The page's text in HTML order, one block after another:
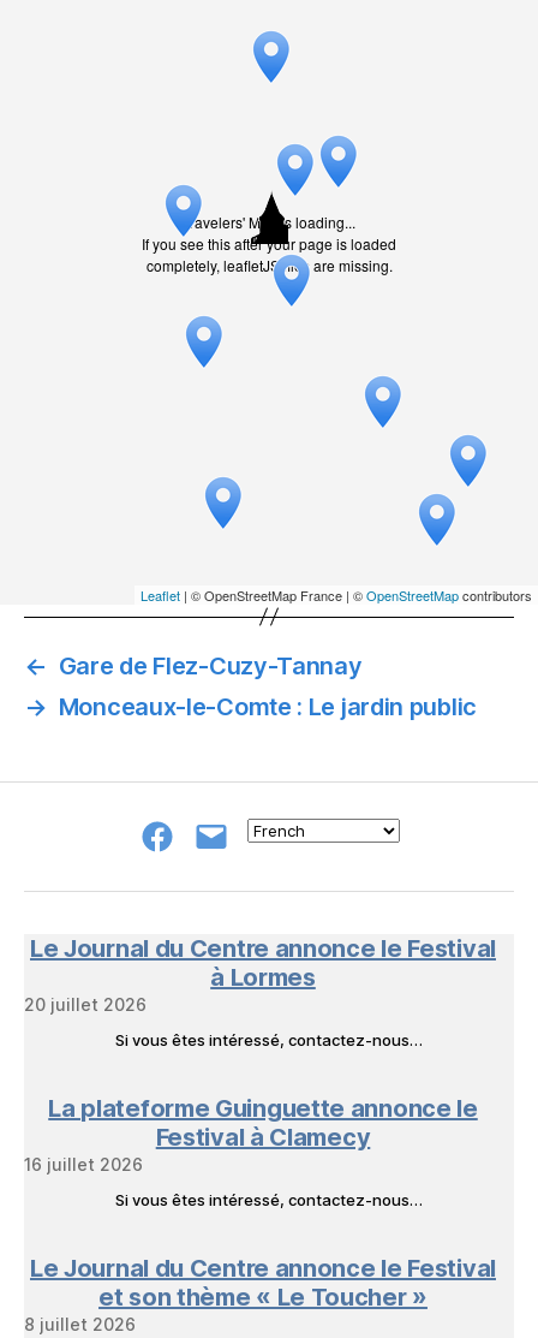
Travelers' Map is loading...
If you see this after your page is loaded
completely, leafletJS files are missing.
Leaflet | © OpenStreetMap France | ©OpenStreetMapcontributors
← Gare de Flez-Cuzy-Tannay
→ Monceaux-le-Comte : Le jardin public
Groupe
NeL
E-
à
Livres
Le Journal du Centre annonce le Festival
à Lormes
20 juillet 2026
Si vous êtes intéressé, contactez-nous…
La plateforme Guinguette annonce le
Festival à Clamecy
16 juillet 2026
Si vous êtes intéressé, contactez-nous…
Le Journal du Centre annonce le Festival
et son thème « Le Toucher »
8 juillet 2026